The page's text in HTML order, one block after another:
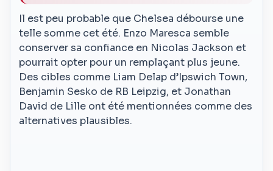
Il est peu probable que Chelsea débourse une
telle somme cet été. Enzo Maresca semble
conserver sa confiance en Nicolas Jackson et
pourrait opter pour un remplaçant plus jeune.
Des cibles comme Liam Delap d’Ipswich Town,
Benjamin Sesko de RB Leipzig, et Jonathan
David de Lille ont été mentionnées comme des
alternatives plausibles.